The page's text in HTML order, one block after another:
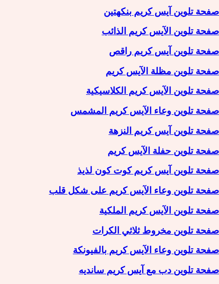
صفحة تلوين آيس كريم بنكهتين
صفحة تلوين الآيس كريم الذائب
صفحة تلوين آيس كريم راقص
صفحة تلوين مظلة الآيس كريم
صفحة تلوين الآيس كريم الكلاسيكية
صفحة تلوين وعاء الآيس كريم المشمس
صفحة تلوين آيس كريم النزهة
صفحة تلوين حفلة الآيس كريم
صفحة تلوين آيس كريم كوت كون لذيذ
صفحة تلوين وعاء الآيس كريم على شكل قلب
صفحة تلوين الآيس كريم الملكية
صفحة تلوين مخروط ثلاثي الكرات
صفحة تلوين وعاء الآيس كريم بالفيونكة
صفحة تلوين دب مع آيس كريم سانديه